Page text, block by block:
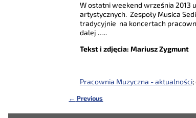
W ostatni weekend września 2013
artystycznych. Zespoły Musica
tradycyjnie na koncertach
dalej …..
Tekst i zdjęcia: Mariusz Zygmunt
Pracownia Muzyczna - aktualności;
← Previous